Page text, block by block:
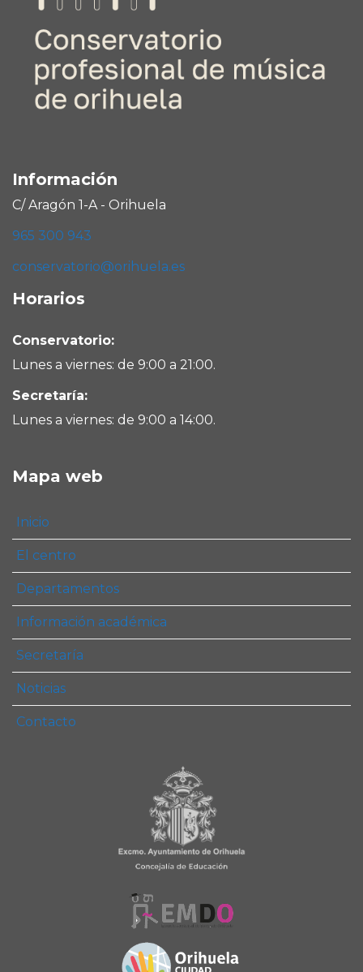
Información
C/ Aragón 1-A - Orihuela
965 300 943
conservatorio@orihuela.es
Horarios
Conservatorio:
Lunes a viernes: de 9:00 a 21:00.
Secretaría:
Lunes a viernes: de 9:00 a 14:00.
Mapa web
Inicio
El centro
Departamentos
Información académica
Secretaría
Noticias
Contacto